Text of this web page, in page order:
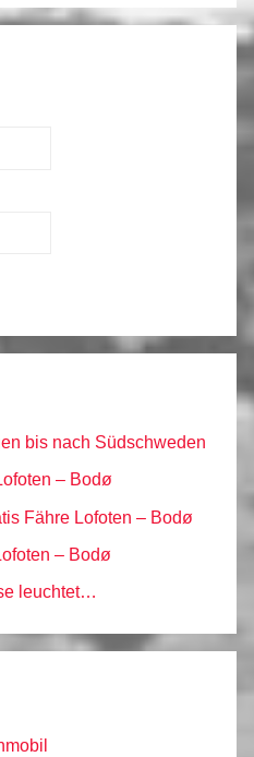
bis nach Südschweden
– Bodø
Fähre Lofoten – Bodø
– Bodø
leuchtet…